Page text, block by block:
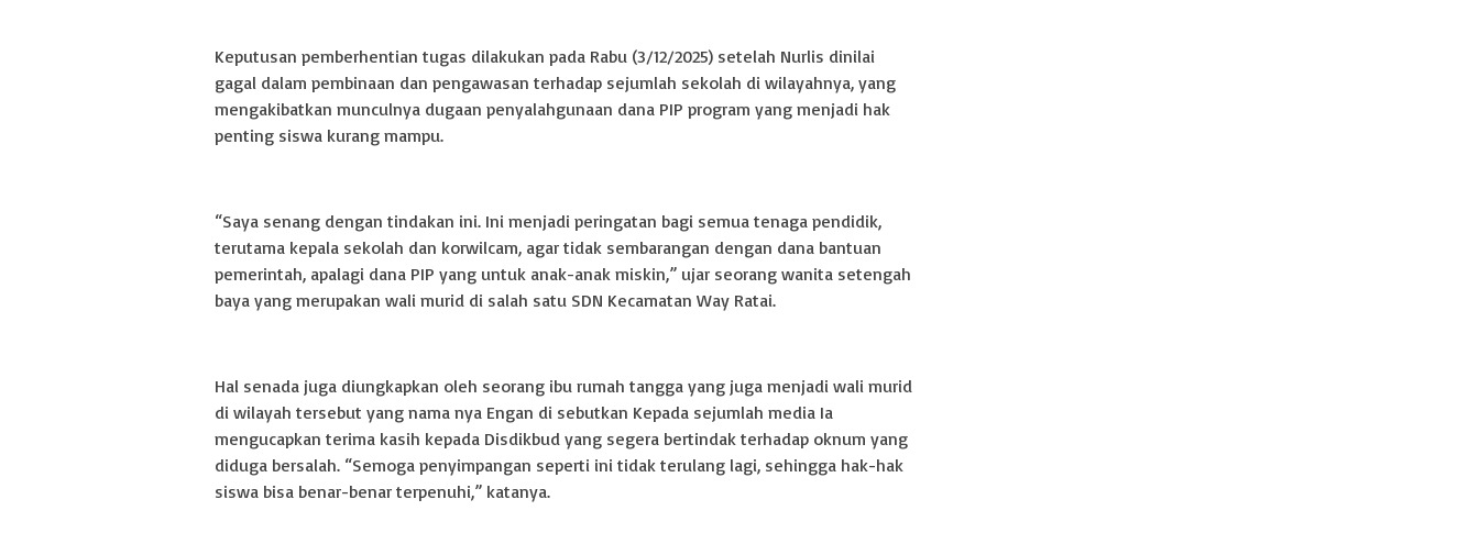
Keputusan pemberhentian tugas dilakukan pada Rabu (3/12/2025) setelah Nurlis dinilai
gagal dalam pembinaan dan pengawasan terhadap sejumlah sekolah di wilayahnya, yang
mengakibatkan munculnya dugaan penyalahgunaan dana PIP program yang menjadi hak
penting siswa kurang mampu.
“Saya senang dengan tindakan ini. Ini menjadi peringatan bagi semua tenaga pendidik,
terutama kepala sekolah dan korwilcam, agar tidak sembarangan dengan dana bantuan
pemerintah, apalagi dana PIP yang untuk anak-anak miskin,” ujar seorang wanita setengah
baya yang merupakan wali murid di salah satu SDN Kecamatan Way Ratai.
Hal senada juga diungkapkan oleh seorang ibu rumah tangga yang juga menjadi wali murid
di wilayah tersebut yang nama nya Engan di sebutkan Kepada sejumlah media Ia
mengucapkan terima kasih kepada Disdikbud yang segera bertindak terhadap oknum yang
diduga bersalah. “Semoga penyimpangan seperti ini tidak terulang lagi, sehingga hak-hak
siswa bisa benar-benar terpenuhi,” katanya.